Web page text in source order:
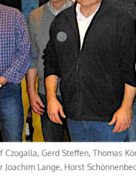
Czogalla, Gerd Steffen, Thomas
Joachim Lange, Horst